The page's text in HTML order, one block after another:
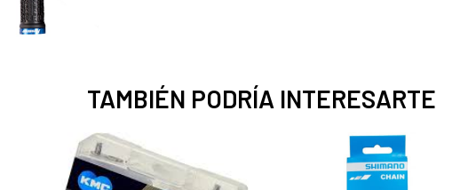
TAMBIÉN PODRÍA INTERESARTE